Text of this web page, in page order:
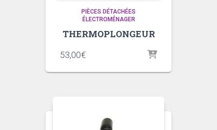
PIÈCES DÉTACHÉES
ÉLECTROMÉNAGER
THERMOPLONGEUR
53,00€